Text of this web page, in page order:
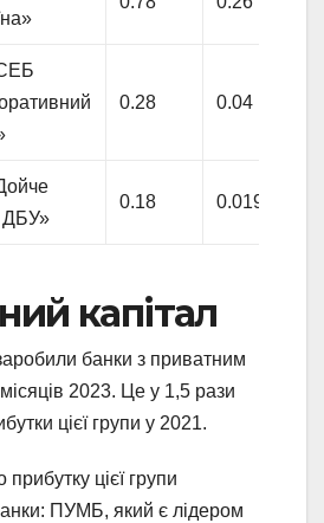
0.28 0.04
ДБУ»
0.18 0.019
капітал
банки з приватним
2023. Це у 1,5 рази
цієї групи у 2021.
прибутку цієї групи
ПУМБ, який є лідером